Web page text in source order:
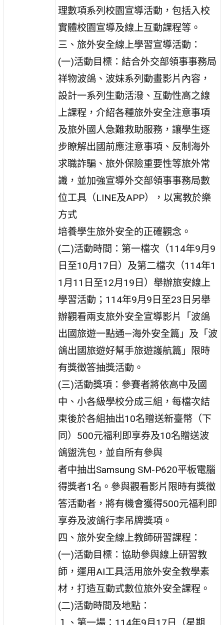
理數項系列校園宣導活動，包括入校
實體校園宣導及線上互動課程等。
三、旅外安全線上學習宣導活動：
(一)活動目標：結合外交部領事事務局
祥物波鴿、波妹系列動畫影片內容，
設計一系列生動活潑、互動性高之線
上課程，介紹各種旅外安全注意事項
及旅外國人急難救助服務，讓學生逐
步瞭解出國前應注意事項、反制海外
求職詐騙、旅外保險重要性等旅外常
識，並加強宣導外交部領事事務局數
位工具（LINE及APP），以寓教於樂
方式
培養學生旅外安全的正確觀念。
(二)活動時間：第一檔次（114年9月9
日至10月17日）及第二檔次（114年1
1月11日至12月19日）舉辦旅安線上
學習活動；114年9月9日至23日另舉
辦觀看兩支旅外安全宣導影片「波鴿
出國旅遊一點通—海外安全篇」及「波
鴿出國旅遊好幫手旅遊護航篇」限時
有獎徵答抽獎活動。
(三)活動獎項：參賽者將依高中及國
中、小各級學校分成三組，每檔次結
束後於各組抽出10名贈送新臺幣（下
同）500元福利即享券及10名贈送波
鴿盥洗包，並自所有參與
者中抽出Samsung SM-P620平板電腦
得獎者1名。參與觀看影片限時有獎徵
答活動者，將有機會獲得500元福利即
享券及波鴿行李吊牌獎項。
四、旅外安全線上教師研習課程：
(一)活動目標：協助參與線上研習教
師，運用AI工具活用旅外安全教學素
材，打造互動式數位旅外安全課程。
(二)活動時間及地點：